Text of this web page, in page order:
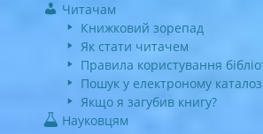
Читачам
Книжковий зорепад
Як стати читачем
Правила користування
Пошук у електроному
Якщо я загубив книгу?
Науковцям